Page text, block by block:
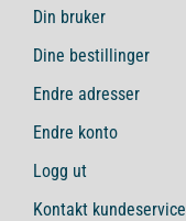
Din bruker
Dine bestillinger
Endre adresser
Endre konto
Logg ut
Kontakt kundeservice